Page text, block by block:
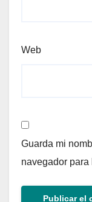
Web
Guarda mi
navegador para